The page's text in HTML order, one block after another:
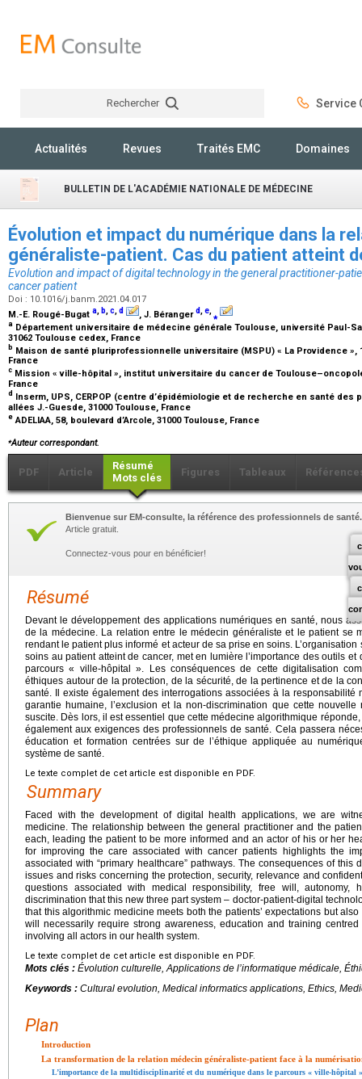
Rechercher Service
Actualités Revues Traités EMC Domaines
BULLETIN DE L'ACADÉMIE NATIONALE DE MÉDECINE
Évolution et impact du numérique dans la
généraliste-patient. Cas du patient atteint
Evolution and impact of digital technology in the general practitioner-
cancer patient
Doi : 10.1016/j.banm.2021.04.017
M.-E. Rougé-Bugat a, b,c,d , J. Bérangerd,e,⁎
a Département universitaire de médecine générale Toulouse, université Paul-
31062 Toulouse cedex, France
b Maison de santé pluriprofessionnelle universitaire (MSPU) « La Providence »,
France
c Mission « ville-hôpital », institut universitaire du cancer de
France
d Inserm, UPS, CERPOP (centre d’épidémiologie et de recherche en santé des
allées J.-Guesde, 31000 Toulouse, France
e ADELIAA, 58, boulevard d’Arcole, 31000 Toulouse, France
⁎Auteur correspondant.
PDF Article
Résumé
Mots clés
Figures Tableaux
Bienvenue sur EM-consulte, la référence des professionnels de santé.
Article gratuit.
Connectez-vous pour en bénéficier!
Résumé
Devant le développement des applications numériques en santé, nous
de la médecine. La relation entre le médecin généraliste et le patient se
rendant le patient plus informé et acteur de sa prise en soins.
soins au patient atteint de cancer, met en lumière l’importance des outils
parcours « ville-hôpital ». Les conséquences de cette digitalisation
éthiques autour de la protection, de la sécurité, de la pertinence et de la
santé. Il existe également des interrogations associées à la responsabilité
garantie humaine, l’exclusion et la non-discrimination que cette nouvelle
suscite. Dès lors, il est essentiel que cette médecine algorithmique
également aux exigences des professionnels de santé. Cela passera
éducation et formation centrées sur de l’éthique appliquée au
système de santé.
Le texte complet de cet article est disponible en PDF.
Summary
Faced with the development of digital health applications, we are
medicine. The relationship between the general practitioner and the
each, leading the patient to be more informed and an actor of his or her
for improving the care associated with cancer patients highlights the
associated with “primary healthcare” pathways. The consequences of this
issues and risks concerning the protection, security, relevance and
questions associated with medical responsibility, free will, autonomy,
discrimination that this new three part system – doctor-patient-digital
that this algorithmic medicine meets both the patients’ expectations but
will necessarily require strong awareness, education and training
involving all actors in our health system.
Le texte complet de cet article est disponible en PDF.
Mots clés : Évolution culturelle, Applications de l’informatique médicale,
Keywords : Cultural evolution, Medical informatics applications, Ethics,
Plan
Introduction
La transformation de la relation médecin généraliste-patient face à la
L’importance de la multidisciplinarité et du numérique dans le parcours « ville-hôpital »